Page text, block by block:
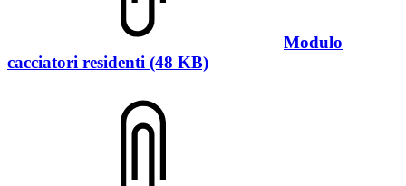
Modulo
cacciatori residenti (48 KB)